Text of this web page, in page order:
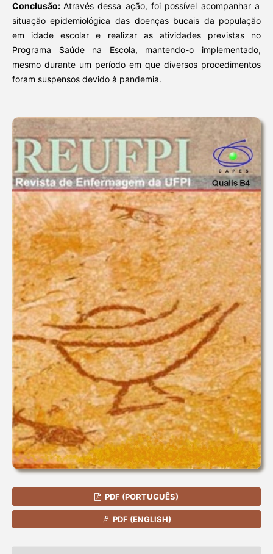
Conclusão:Através dessa ação, foi possível acompanhar a
situação epidemiológica das doenças bucais da população
em idade escolar e realizar as atividades previstas no
Programa Saúde na Escola, mantendo-o implementado,
mesmo durante um período em que diversos procedimentos
foram suspensos devido à pandemia.
PDF (PORTUGUÊS)
PDF (ENGLISH)